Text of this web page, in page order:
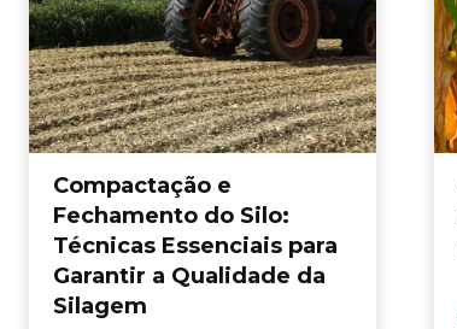
Compactação e
Fechamento do Silo:
Técnicas Essenciais para
Garantir a Qualidade da
Silagem